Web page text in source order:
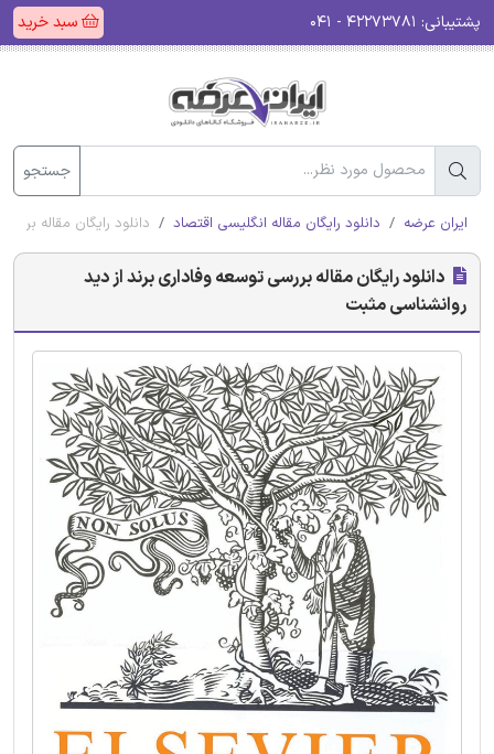
پشتیبانی: سبد خرید
جستجو
ایران عرضه دانلود رایگان مقاله انگلیسی اقتصاد دانلود رایگان مقاله
دانلود رایگان مقاله بررسی توسعه وفاداری برند از دید
روانشناسی مثبت